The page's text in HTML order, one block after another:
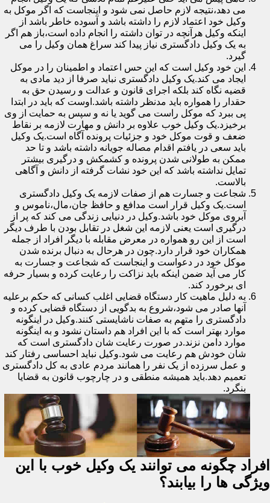
می دهد،نتیجه لازم حاصل نمی شود و اینجاست که اگر موکل به
وکیل خود اعتماد لازم را داشته باشد و آسوده خاطر باشد از
اینکه وکیل هرآنچه در توان داشته را انجام داده است،باز هم اگر
به یک وکیل دادگستری نیاز پیدا کند سراغ همان وکیل را می
گیرد.
این خود وکیل است که این حس اعتماد و اطمینان را در موکل
ایجاد می کند.یک وکیل دادگستری نباید صرفا از دید مادی به
قضیه نگاه کند بلکه اجرای قانون و عدالت و رسیدن حق به
حقدار را همواره باید مدنظر داشته باشد.اوست که باید در ابتدا
پی ببرد که موکل راست می گوید یا نه و سپس به حمایت از وی
برخیزد.یک وکیل خوب علاوه بر دانش و مهارت لازمه بر نقاط
ضعف و قوت موکل خود و جزئیات پرونده آگاه است.یک وکیل
باید سعی در یافتم اقدام مصاله جویانه داشته باشد و تا حد
ممکن به طولانی شدن پرونده و کشمکش و درگیری بیشتر
تمایل نداشته باشد که این خود نشات گرفته از دانش و آگاهی
بالاست.
شجاعت و جسارت هم از صفات لازمه یک وکیل دادگستری
است.یک وکیل قرار است مدافع و حافظ جان،مال،ناموس و
آبروی موکل خود باشد.وکیل در دنیایی زندگی می کند که پر از
درگیری است یعنی لازمه این شغل در تقابل بودن با طرف دیگر
است از این رو همواره در معرض مقابله با دیگر افراد از جمله
همکاران خود قرار دارد.چون در هرحال به دنبال برنده شدن
موکل خود در دعواست و اینجاست که شجاعت و جسارت به
کار می آید ضمن اینکه باید نزاکت را رعایت کرده و بسیار حرفه
ای برخورد کند.
به دلیل ماهیت کار دستگاه قضایی اغلب کسانی که حکم برعلیه
آنها صادر می شود،شروع به بدگویی از دستگاه قضایی کرده و
دادگستری را متهم به صفات ناشایستی کنند.وکیل در اینگونه
موارد بهتر است که با این افراد هم داستان نشود و به اینگونه
موارد دامن نزند.در صورت رعایت شان دادگستری است که
شان خودش هم رعایت می شود.وکیل نباید احساسی رفتار کند
و عمل سرزده از یک نفر را همانند مردم عادی به کل دادگستری
تعمیم دهد.باید همیشه منطقی و در چارچوب قانون به قضایا
بنگرد.
افراد چگونه می توانند یک وکیل خوب با این
ویژگی ها را بیابند؟